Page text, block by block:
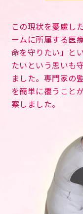
この現状を憂慮し
ームに所属する医
命を守りたい」と
たいという思いも
ました。専門家の
を簡単に覆うこと
案しました。